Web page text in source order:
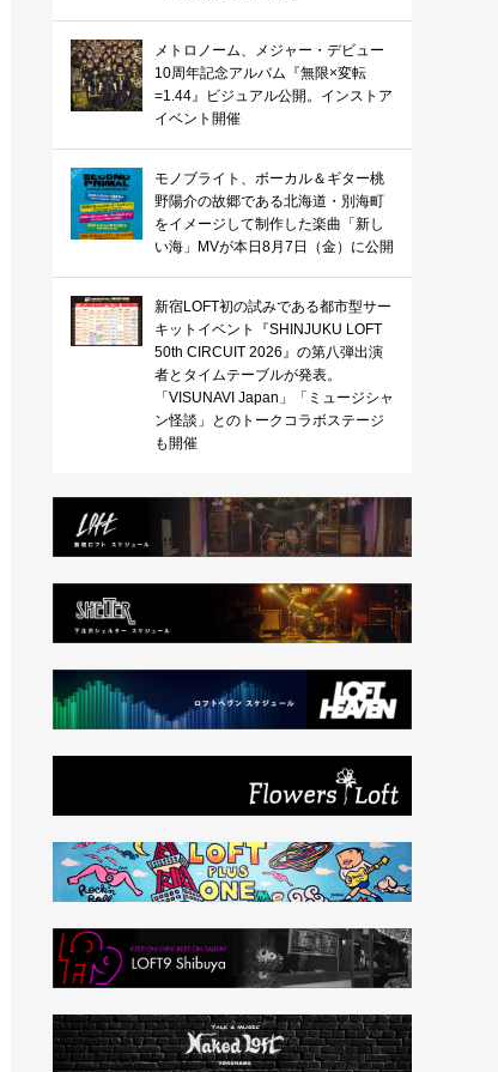
メトロノーム、メジャー・デビュー
10周年記念アルバム『無限×変転
=1.44』ビジュアル公開。インストア
イベント開催
モノブライト、ボーカル＆ギター桃
野陽介の故郷である北海道・別海町
をイメージして制作した楽曲「新し
い海」MVが本日8月7日（金）に公開
新宿LOFT初の試みである都市型サー
キットイベント『SHINJUKU LOFT
50th CIRCUIT 2026』の第八弾出演
者とタイムテーブルが発表。
「VISUNAVI Japan」「ミュージシャ
ン怪談」とのトークコラボステージ
も開催